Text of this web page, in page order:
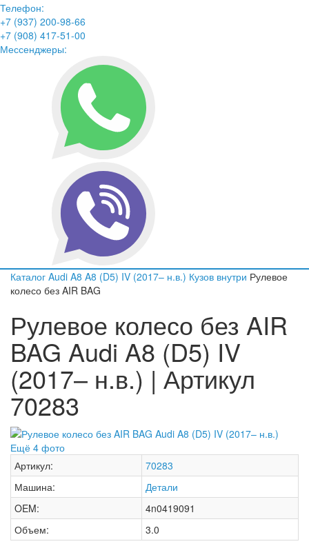
Телефон:
+7 (937) 200-98-66
+7 (908) 417-51-00
Мессенджеры:
Каталог Audi A8 A8 (D5) IV (2017– н.в.) Кузов внутри Рулевое
колесо без AIR BAG
Рулевое колесо без AIR
BAG Audi A8 (D5) IV
(2017– н.в.) | Артикул
70283
Ещё 4 фото
Артикул:
70283
Машина:
Детали
OEM:
4n0419091
Объем:
3.0